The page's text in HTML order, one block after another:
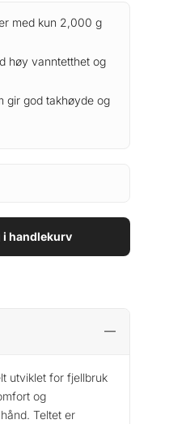
med kun 2,000 g
høy vanntetthet og
gir god takhøyde og
i handlekurv
utviklet for fjellbruk
og
Teltet er